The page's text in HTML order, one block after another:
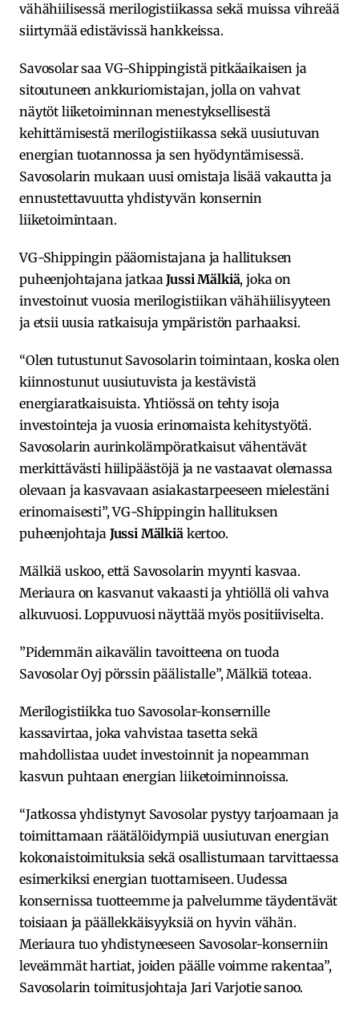
vähähiilisessä merilogistiikassa sekä muissa vihreää
siirtymää edistävissä hankkeissa.
Savosolar saa VG-Shippingistä pitkäaikaisen ja
sitoutuneen ankkuriomistajan, jolla on vahvat
näytöt liiketoiminnan menestyksellisestä
kehittämisestä merilogistiikassa sekä uusiutuvan
energian tuotannossa ja sen hyödyntämisessä.
Savosolarin mukaan uusi omistaja lisää vakautta ja
ennustettavuutta yhdistyvän konsernin
liiketoimintaan.
VG-Shippingin pääomistajana ja hallituksen
puheenjohtajana jatkaaJussi Mälkiä, joka on
investoinut vuosia merilogistiikan vähähiilisyyteen
ja etsii uusia ratkaisuja ympäristön parhaaksi.
“Olen tutustunut Savosolarin toimintaan, koska olen
kiinnostunut uusiutuvista ja kestävistä
energiaratkaisuista. Yhtiössä on tehty isoja
investointeja ja vuosia erinomaista kehitystyötä.
Savosolarin aurinkolämpöratkaisut vähentävät
merkittävästi hiilipäästöjä ja ne vastaavat olemassa
olevaan ja kasvavaan asiakastarpeeseen mielestäni
erinomaisesti”, VG-Shippingin hallituksen
puheenjohtaja Jussi Mälkiä kertoo.
Mälkiä uskoo, että Savosolarin myynti kasvaa.
Meriaura on kasvanut vakaasti ja yhtiöllä oli vahva
alkuvuosi. Loppuvuosi näyttää myös positiiviselta.
”Pidemmän aikavälin tavoitteena on tuoda
Savosolar Oyj pörssin päälistalle”, Mälkiä toteaa.
Merilogistiikka tuo Savosolar-konsernille
kassavirtaa, joka vahvistaa tasetta sekä
mahdollistaa uudet investoinnit ja nopeamman
kasvun puhtaan energian liiketoiminnoissa.
“Jatkossa yhdistynyt Savosolar pystyy tarjoamaan ja
toimittamaan räätälöidympiä uusiutuvan energian
kokonaistoimituksia sekä osallistumaan tarvittaessa
esimerkiksi energian tuottamiseen. Uudessa
konsernissa tuotteemme ja palvelumme täydentävät
toisiaan ja päällekkäisyyksiä on hyvin vähän.
Meriaura tuo yhdistyneeseen Savosolar-konserniin
leveämmät hartiat, joiden päälle voimme rakentaa”,
Savosolarin toimitusjohtaja Jari Varjotie sanoo.